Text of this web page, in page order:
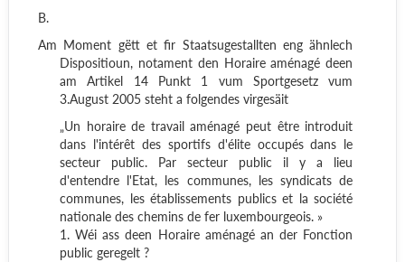
B.
Am Moment gëtt et fir Staatsugestallten eng ähnlech
Dispositioun, notament den Horaire aménagé deen
am Artikel 14 Punkt 1 vum Sportgesetz vum
3.August 2005 steht a folgendes virgesäit
„Un horaire de travail aménagé peut être introduit
dans l'intérêt des sportifs d'élite occupés dans le
secteur public. Par secteur public il y a lieu
d'entendre l'Etat, les communes, les syndicats de
communes, les établissements publics et la société
nationale des chemins de fer luxembourgeois. »
1. Wéi ass deen Horaire aménagé an der Fonction
public geregelt ?